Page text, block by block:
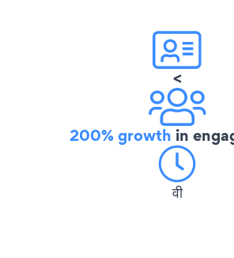
<
200% growth in
वी